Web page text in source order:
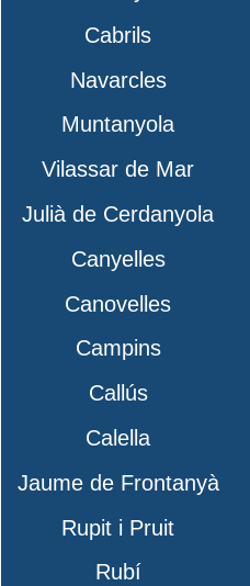
Cabrils
Navarcles
Muntanyola
Vilassar de Mar
Julià de Cerdanyola
Canyelles
Canovelles
Campins
Callús
Calella
Jaume de Frontanyà
Rupit i Pruit
Rubí